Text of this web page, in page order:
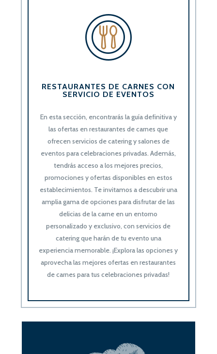
RESTAURANTES DE CARNES CON
SERVICIO DE EVENTOS
En esta sección, encontrarás la guía definitiva y
las ofertas en restaurantes de carnes que
ofrecen servicios de catering y salones de
eventos para celebraciones privadas. Además,
tendrás acceso a los mejores precios,
promociones y ofertas disponibles en estos
establecimientos. Te invitamos a descubrir una
amplia gama de opciones para disfrutar de las
delicias de la carne en un entorno
personalizado y exclusivo, con servicios de
catering que harán de tu evento una
experiencia memorable. ¡Explora las opciones y
aprovecha las mejores ofertas en restaurantes
de carnes para tus celebraciones privadas!